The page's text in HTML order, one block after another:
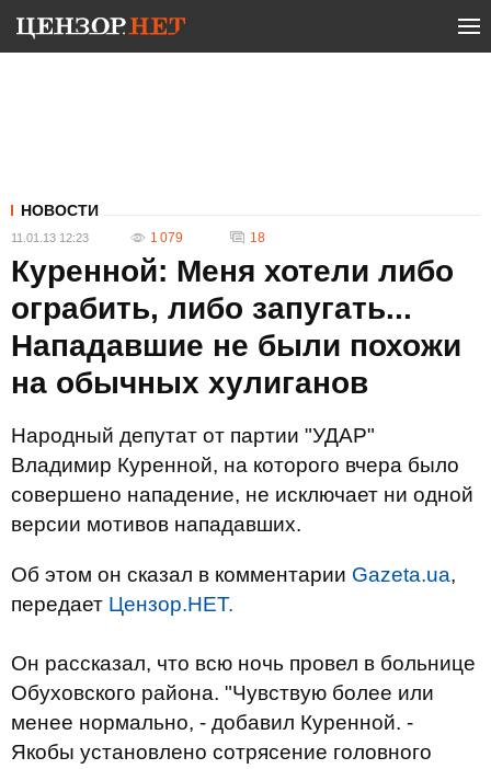
НОВОСТИ
11.01.13 12:23 1 079 18
Куренной: Меня хотели либо
ограбить, либо запугать...
Нападавшие не были похожи
на обычных хулиганов
Народный депутат от партии "УДАР"
Владимир Куренной, на которого вчера было
совершено нападение, не исключает ни одной
версии мотивов нападавших.
Об этом он сказал в комментарии Gazeta.ua,
передает Цензор.НЕТ.
Он рассказал, что всю ночь провел в больнице
Обуховского района. "Чувствую более или
менее нормально, - добавил Куренной. -
Якобы установлено сотрясение головного